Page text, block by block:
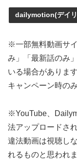
dailymotion(デイリ
※一部無料動画サ
み」「最新話のみ
いる場合がありま
キャンペーン時の
※YouTube、
法アップロードさ
違法動画は視聴し
れるものと思われま